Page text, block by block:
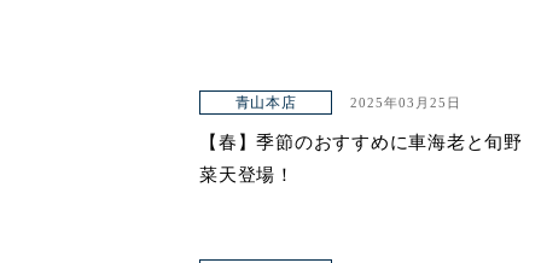
青山本店 2025年03月25日
【春】季節のおすすめに車海老と旬野
菜天登場！